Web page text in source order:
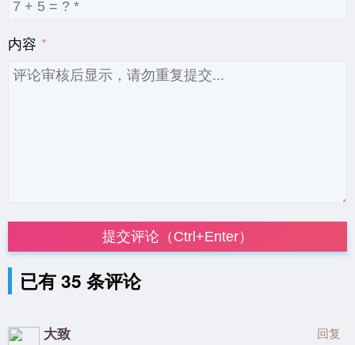
内容
提交评论（Ctrl+Enter）
已有 35 条评论
大致 回复